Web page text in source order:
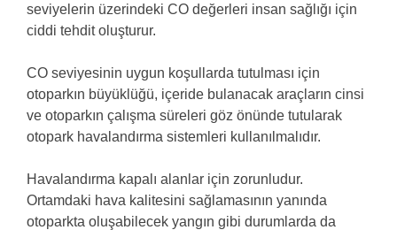
seviyelerin üzerindeki CO değerleri insan sağlığı için
ciddi tehdit oluşturur.
CO seviyesinin uygun koşullarda tutulması için
otoparkın büyüklüğü, içeride bulanacak araçların cinsi
ve otoparkın çalışma süreleri göz önünde tutularak
otopark havalandırma sistemleri kullanılmalıdır.
Havalandırma kapalı alanlar için zorunludur.
Ortamdaki hava kalitesini sağlamasının yanında
otoparkta oluşabilecek yangın gibi durumlarda da